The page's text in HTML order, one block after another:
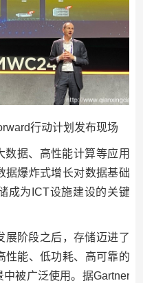
行动计划发布现场
据、高性能计算等应用
据爆炸式增长对数据基础
成为ICT设施建设的关键
展阶段之后，存储迈进了
性能、低功耗、高可靠的
被广泛使用。据Gartner